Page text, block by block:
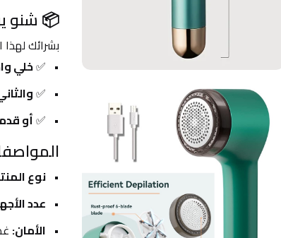
📦 شنو
بشرائك
✅ خلي
✅
✅ أو
نوع
عدد
الأمان: